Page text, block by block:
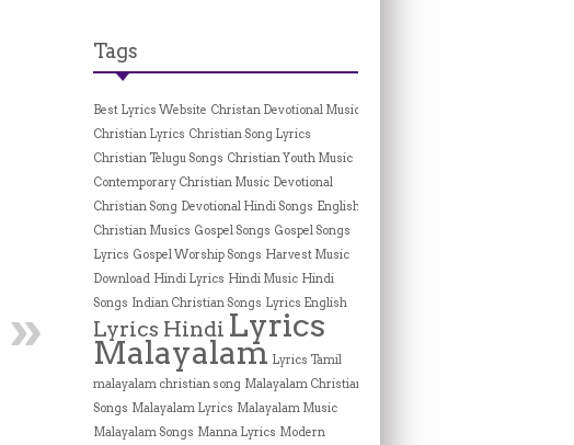
Tags
Best Lyrics Website Christan Devotional Music
Christian Lyrics Christian Song Lyrics
Christian Telugu Songs Christian Youth Music
Contemporary Christian Music Devotional
Christian Song Devotional Hindi Songs English
Christian Musics Gospel Songs Gospel Songs
Lyrics Gospel Worship Songs Harvest Music
Download Hindi Lyrics Hindi Music Hindi
Songs Indian Christian Songs Lyrics English
Lyrics Hindi Lyrics
Malayalam Lyrics Tamil
malayalam christian song Malayalam Christian
Songs Malayalam Lyrics Malayalam Music
Malayalam Songs Manna Lyrics Modern